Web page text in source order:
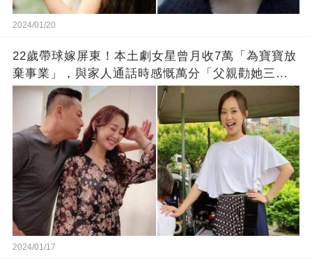
2024/01/20
22歲帶球嫁屏東！本土劇女星曾月收7萬「為寶寶放
棄事業」，與家人通話時感慨萬分「父親勸她三
思」：只有過一次眼淚
2024/01/17